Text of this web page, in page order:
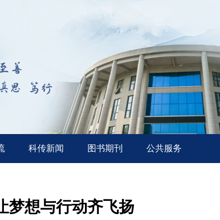
科传新闻 图书期刊 公共服务
想与行动齐飞扬